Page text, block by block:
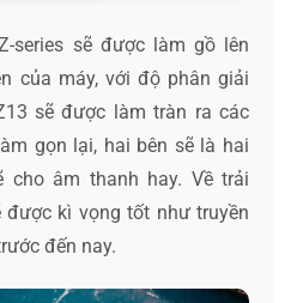
series sẽ được làm gồ lên
của máy, với độ phân giải
sẽ được làm tràn ra các
gọn lại, hai bên sẽ là hai
âm thanh hay. Về trải
được kì vọng tốt như truyền
đến nay.